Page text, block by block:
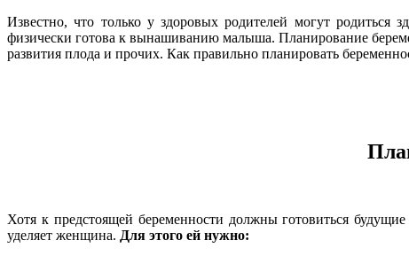
Известно, что только у здоровых родителей могут
физически готова к вынашиванию малыша. Планирование
развития плода и прочих. Как правильно планировать
Хотя к предстоящей беременности должны готовиться
уделяет женщина. Для этого ей нужно: